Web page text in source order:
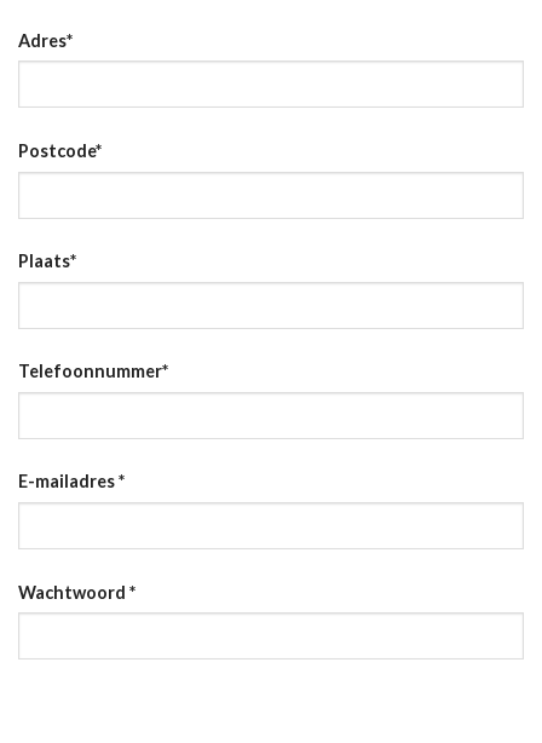
Adres*
Postcode*
Plaats*
Telefoonnummer*
E-mailadres*
Wachtwoord *